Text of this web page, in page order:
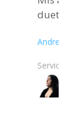
dueto
Andres
Servicios